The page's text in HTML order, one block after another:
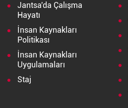
Jantsa'da Çalışma
Hayatı
İnsan Kaynakları
Politikası
İnsan Kaynakları
Uygulamaları
Staj